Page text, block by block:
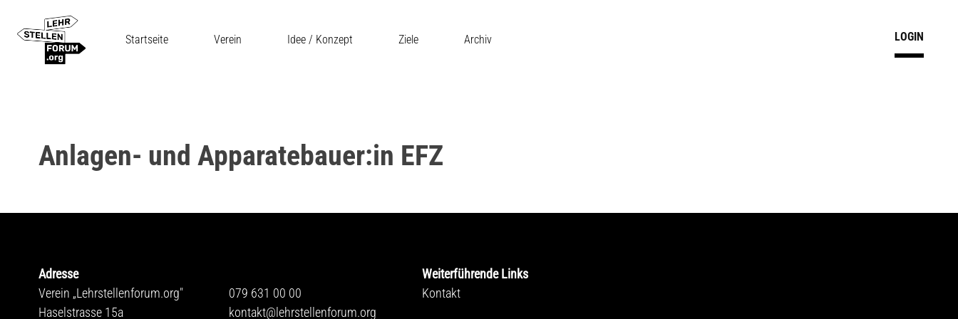
Startseite Verein Idee / Konzept Ziele Archiv LOGIN
Anlagen- und Apparatebauer:in EFZ
Adresse
Verein „Lehrstellenforum.org"
Haselstrasse 15a
079 631 00 00
kontakt@lehrstellenforum.org
Weiterführende Links
Kontakt